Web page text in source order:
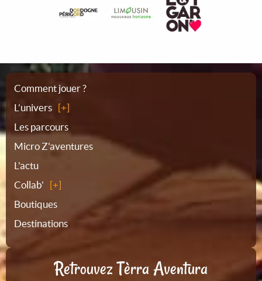
Plan
du
site
Comment jouer ?
L’univers
Les parcours
Micro Z'aventures
L'actu
Collab'
Boutiques
Destinations
Retrouvez Tèrra Aventura